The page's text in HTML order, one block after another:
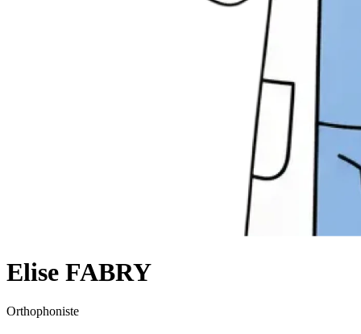
Elise FABRY
Orthophoniste